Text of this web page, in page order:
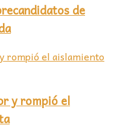
de
y rompió el